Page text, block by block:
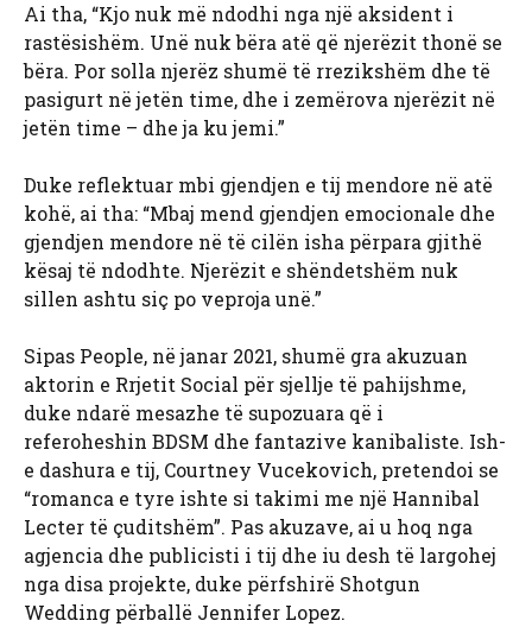
Ai tha, “Kjo nuk më ndodhi nga një aksident i
rastësishëm. Unë nuk bëra atë që njerëzit thonë se
bëra. Por solla njerëz shumë të rrezikshëm dhe të
pasigurt në jetën time, dhe i zemërova njerëzit në
jetën time – dhe ja ku jemi.”
Duke reflektuar mbi gjendjen e tij mendore në atë
kohë, ai tha: “Mbaj mend gjendjen emocionale dhe
gjendjen mendore në të cilën isha përpara gjithë
kësaj të ndodhte. Njerëzit e shëndetshëm nuk
sillen ashtu siç po veproja unë.”
Sipas People, në janar 2021, shumë gra akuzuan
aktorin e Rrjetit Social për sjellje të pahijshme,
duke ndarë mesazhe të supozuara që i
referoheshin BDSM dhe fantazive kanibaliste. Ish-
e dashura e tij, Courtney Vucekovich, pretendoi se
“romanca e tyre ishte si takimi me një Hannibal
Lecter të çuditshëm”. Pas akuzave, ai u hoq nga
agjencia dhe publicisti i tij dhe iu desh të largohej
nga disa projekte, duke përfshirë Shotgun
Wedding përballë Jennifer Lopez.